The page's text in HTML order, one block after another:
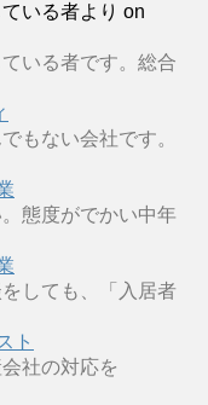
いる者より on
いる者です。総合
もない会社です。
態度がでかい中年
しても、「入居者
ト
社の対応を